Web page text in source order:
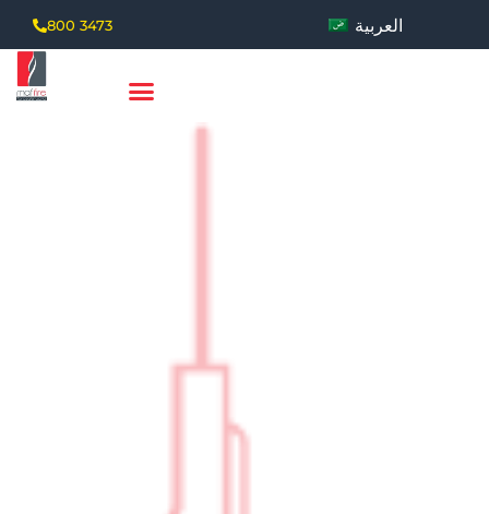
800 3473 العربية